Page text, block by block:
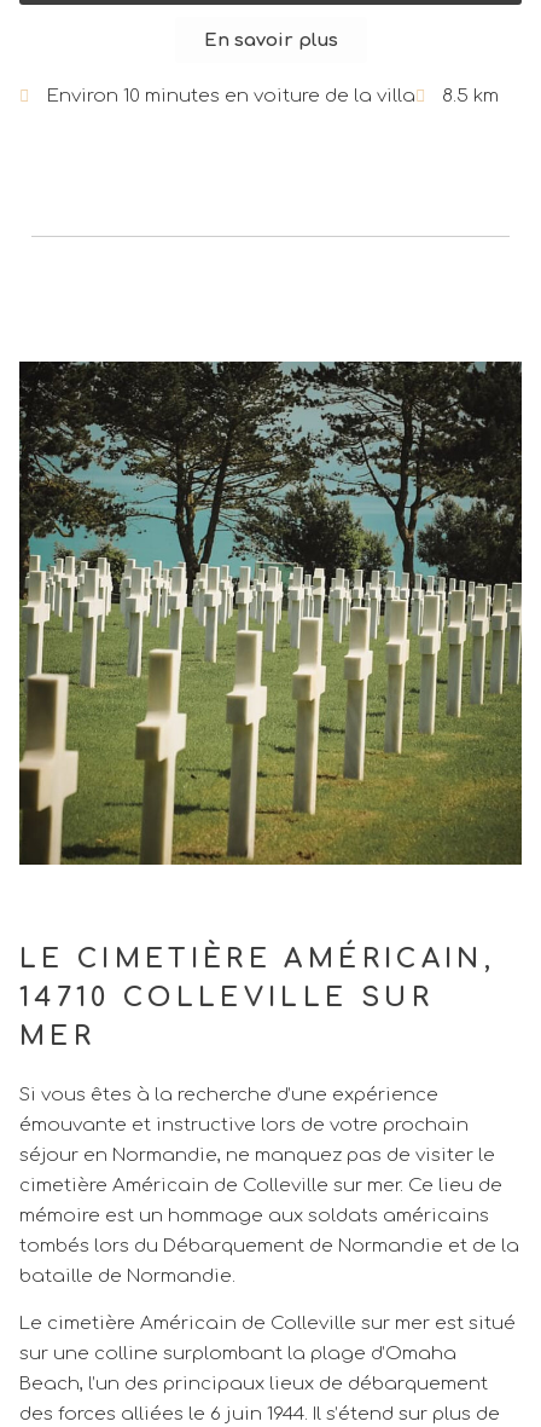
En savoir plus
Environ 10 minutes en voiture de la villa 8.5 km
LE CIMETIÈRE AMÉRICAIN,
14710 COLLEVILLE SUR
MER
Si vous êtes à la recherche d’une expérience
émouvante et instructive lors de votre prochain
séjour en Normandie, ne manquez pas de visiter le
cimetière Américain de Colleville sur mer. Ce lieu de
mémoire est un hommage aux soldats américains
tombés lors du Débarquement de Normandie et de la
bataille de Normandie.
Le cimetière Américain de Colleville sur mer est situé
sur une colline surplombant la plage d’Omaha
Beach, l’un des principaux lieux de débarquement
des forces alliées le 6 juin 1944. Il s’étend sur plus de